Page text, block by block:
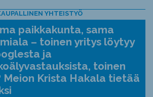
YHTEISTYÖ
paikkakunta, sama
– toinen yritys löytyy
ja
toinen
Meion Krista Hakala tietää